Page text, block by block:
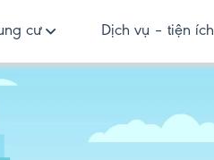
cư Dịch vụ – tiện ích